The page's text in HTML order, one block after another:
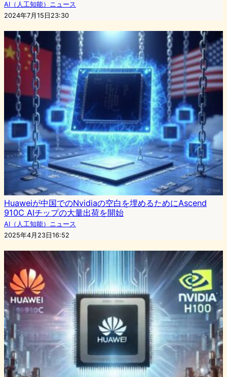
AI（人工知能）ニュース
2024年7月15日23:30
Huaweiが中国でのNvidiaの空白を埋めるためにAscend
910C AIチップの大量出荷を開始
AI（人工知能）ニュース
2025年4月23日16:52